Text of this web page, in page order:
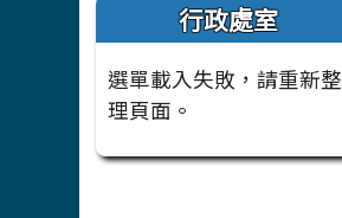
行政處室
選單載入失敗，請重新整
理頁面。